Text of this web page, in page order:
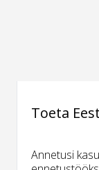
Toeta
Annetusi